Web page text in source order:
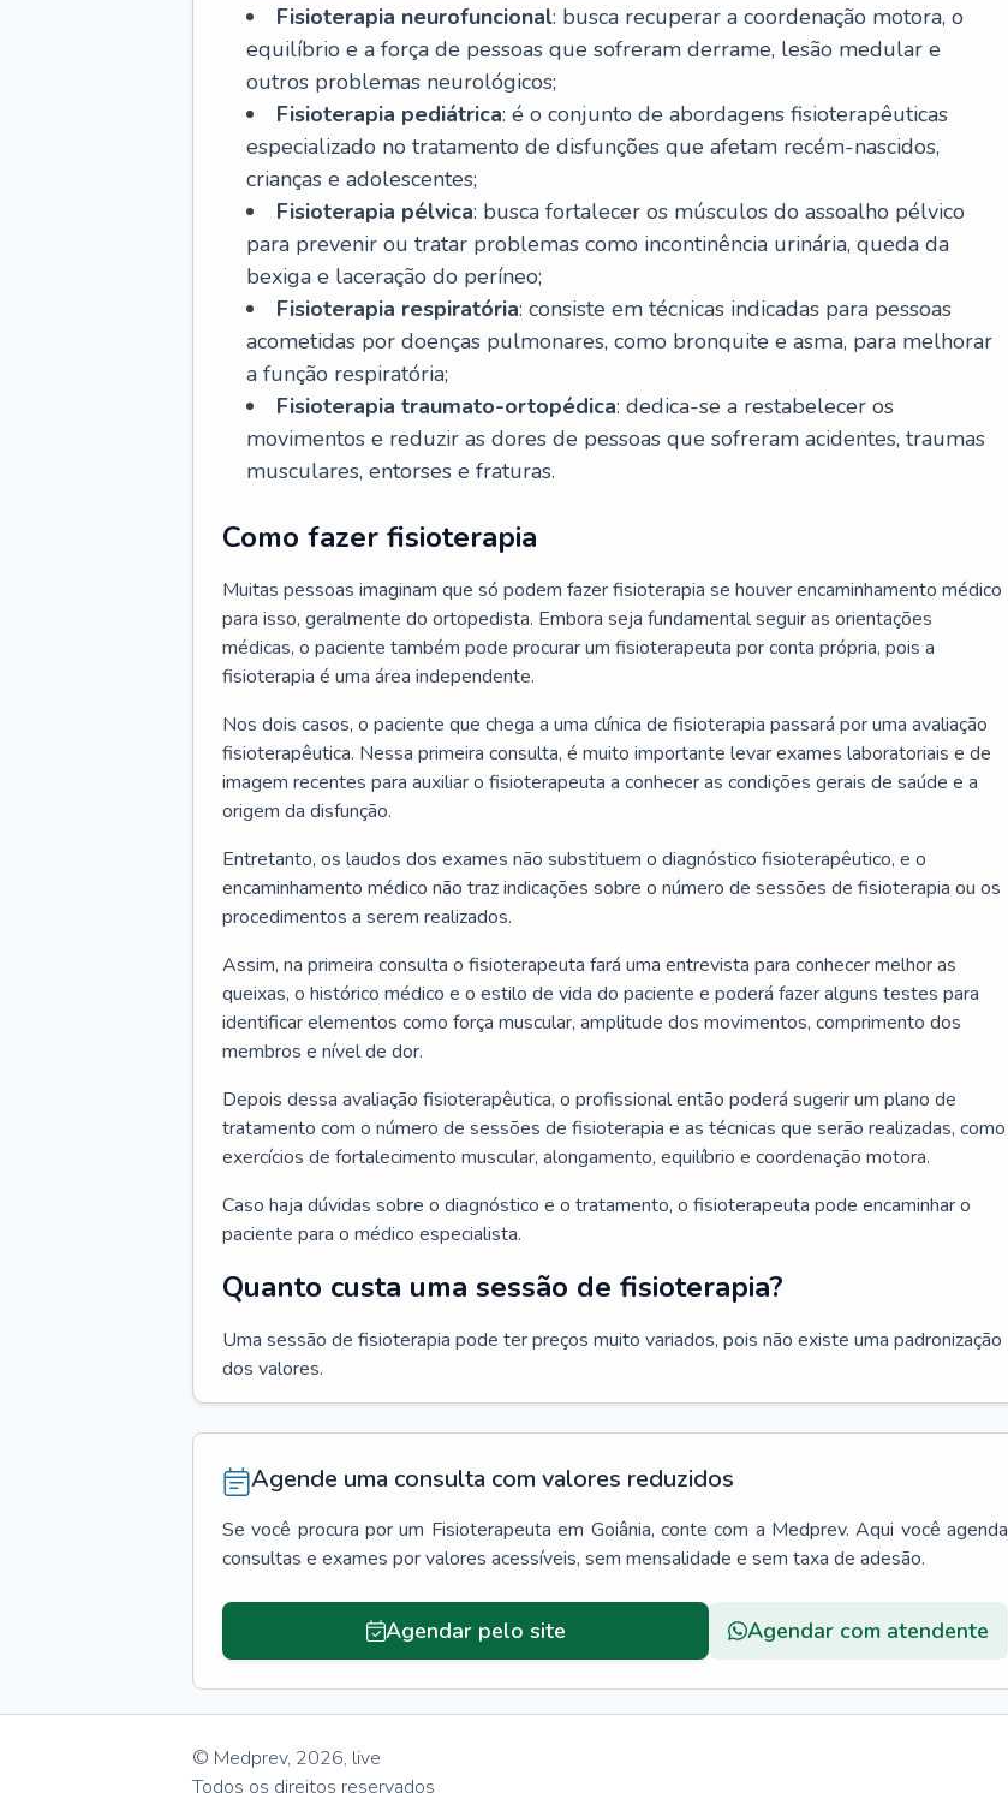
Fisioterapia neurofuncional: busca recuperar a coordenação motora, o
equilíbrio e a força de pessoas que sofreram derrame, lesão medular e
outros problemas neurológicos;
Fisioterapia pediátrica: é o conjunto de abordagens fisioterapêuticas
especializado no tratamento de disfunções que afetam recém-nascidos,
crianças e adolescentes;
Fisioterapia pélvica: busca fortalecer os músculos do assoalho pélvico
para prevenir ou tratar problemas como incontinência urinária, queda da
bexiga e laceração do períneo;
Fisioterapia respiratória: consiste em técnicas indicadas para pessoas
acometidas por doenças pulmonares, como bronquite e asma, para melhorar
a função respiratória;
Fisioterapia traumato-ortopédica: dedica-se a restabelecer os
movimentos e reduzir as dores de pessoas que sofreram acidentes, traumas
musculares, entorses e fraturas.
Como fazer fisioterapia
Muitas pessoas imaginam que só podem fazer fisioterapia se houver encaminhamento médico
para isso, geralmente do ortopedista. Embora seja fundamental seguir as orientações
médicas, o paciente também pode procurar um fisioterapeuta por conta própria, pois a
fisioterapia é uma área independente.
Nos dois casos, o paciente que chega a uma clínica de fisioterapia passará por uma avaliação
fisioterapêutica. Nessa primeira consulta, é muito importante levar exames laboratoriais e de
imagem recentes para auxiliar o fisioterapeuta a conhecer as condições gerais de saúde e a
origem da disfunção.
Entretanto, os laudos dos exames não substituem o diagnóstico fisioterapêutico, e o
encaminhamento médico não traz indicações sobre o número de sessões de fisioterapia ou os
procedimentos a serem realizados.
Assim, na primeira consulta o fisioterapeuta fará uma entrevista para conhecer melhor as
queixas, o histórico médico e o estilo de vida do paciente e poderá fazer alguns testes para
identificar elementos como força muscular, amplitude dos movimentos, comprimento dos
membros e nível de dor.
Depois dessa avaliação fisioterapêutica, o profissional então poderá sugerir um plano de
tratamento com o número de sessões de fisioterapia e as técnicas que serão realizadas, como
exercícios de fortalecimento muscular, alongamento, equilíbrio e coordenação motora.
Caso haja dúvidas sobre o diagnóstico e o tratamento, o fisioterapeuta pode encaminhar o
paciente para o médico especialista.
Quanto custa uma sessão de fisioterapia?
Uma sessão de fisioterapia pode ter preços muito variados, pois não existe uma padronização
dos valores.
Agende uma consulta com valores reduzidos
Se você procura por um Fisioterapeuta em Goiânia, conte com a Medprev. Aqui você agenda
consultas e exames por valores acessíveis, sem mensalidade e sem taxa de adesão.
Agendar pelo site Agendar com atendente
© Medprev, 2026, live
Todos os direitos reservados